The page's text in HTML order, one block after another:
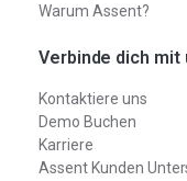
Warum Assent?
Verbinde dich mit
Kontaktiere uns
Demo Buchen
Karriere
Assent Kunden